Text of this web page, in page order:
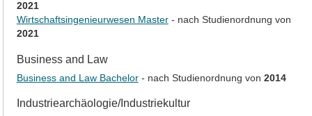
2021
Wirtschaftsingenieurwesen Master- nach Studienordnung von
2021
Business and Law
Business and Law Bachelor- nach Studienordnung von 2014
Industriearchäologie/Industriekultur